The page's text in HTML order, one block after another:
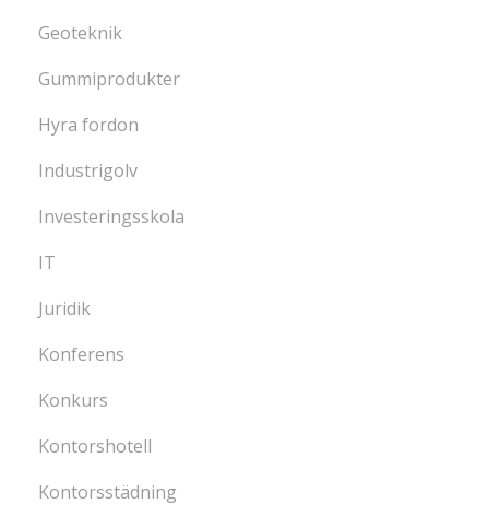
Geoteknik
Gummiprodukter
Hyra fordon
Industrigolv
Investeringsskola
IT
Juridik
Konferens
Konkurs
Kontorshotell
Kontorsstädning